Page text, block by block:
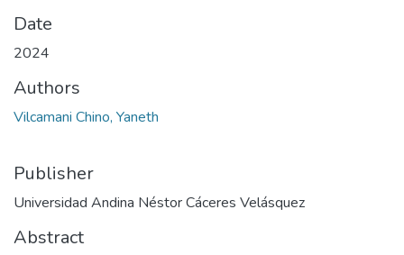
Date
2024
Authors
Vilcamani Chino, Yaneth
Publisher
Universidad Andina Néstor Cáceres Velásquez
Abstract